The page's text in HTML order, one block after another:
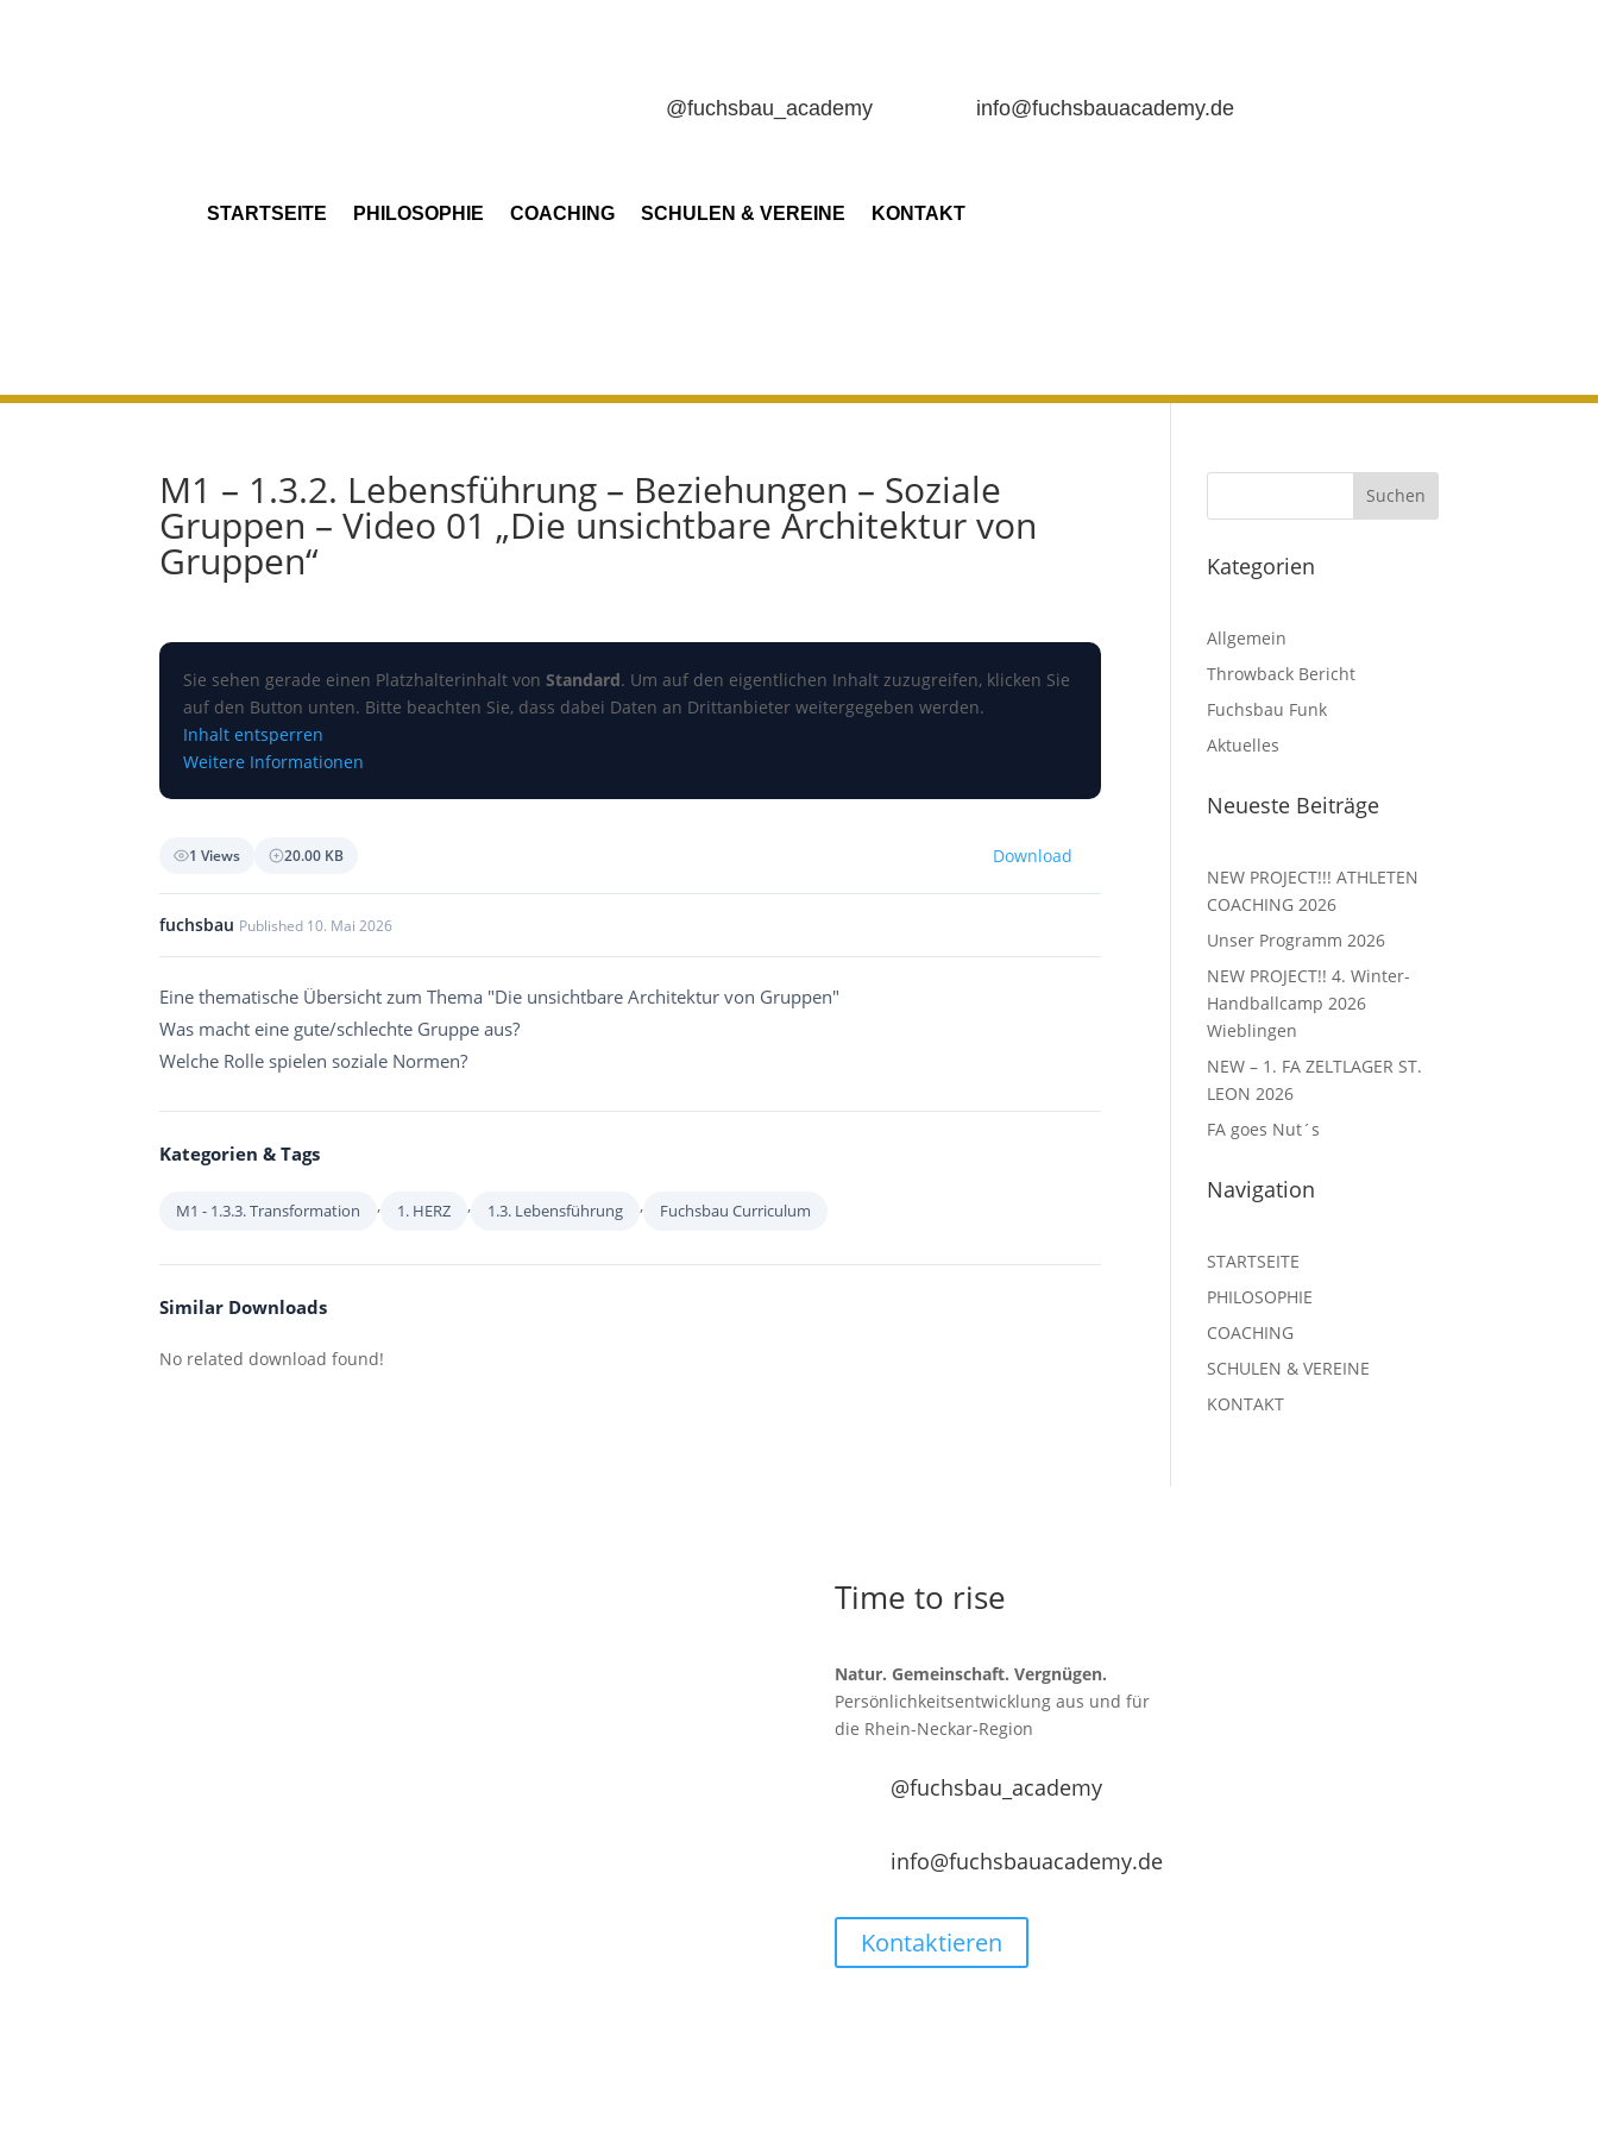
@fuchsbau_academy info@fuchsbauacademy.de
STARTSEITE PHILOSOPHIE COACHING SCHULEN & VEREINE KONTAKT
M1 – 1.3.2. Lebensführung – Beziehungen – Soziale
Gruppen – Video 01 „Die unsichtbare Architektur von
Gruppen“
Sie sehen gerade einen Platzhalterinhalt vonStandard. Um auf den eigentlichen Inhalt zuzugreifen, klicken Sie
auf den Button unten. Bitte beachten Sie, dass dabei Daten an Drittanbieter weitergegeben werden.
Inhalt entsperren
Weitere Informationen
1 Views 20.00 KB Download
fuchsbau Published 10. Mai 2026
Eine thematische Übersicht zum Thema "Die unsichtbare Architektur von Gruppen"
Was macht eine gute/schlechte Gruppe aus?
Welche Rolle spielen soziale Normen?
Kategorien & Tags
M1 - 1.3.3. Transformation , 1. HERZ , 1.3. Lebensführung , Fuchsbau Curriculum
Similar Downloads
No related download found!
Kategorien
Allgemein
Throwback Bericht
Fuchsbau Funk
Aktuelles
Neueste Beiträge
NEW PROJECT!!! ATHLETEN
COACHING 2026
Unser Programm 2026
NEW PROJECT!! 4. Winter-
Handballcamp 2026
Wieblingen
NEW – 1. FA ZELTLAGER ST.
LEON 2026
FA goes Nut´s
Navigation
STARTSEITE
PHILOSOPHIE
COACHING
SCHULEN & VEREINE
KONTAKT
Time to rise
Natur. Gemeinschaft. Vergnügen.
Persönlichkeitsentwicklung aus und für
die Rhein-Neckar-Region
@fuchsbau_academy
info@fuchsbauacademy.de
Kontaktieren